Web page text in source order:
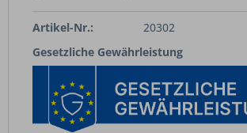
Artikel-Nr.:
20302
Gesetzliche Gewährleistung